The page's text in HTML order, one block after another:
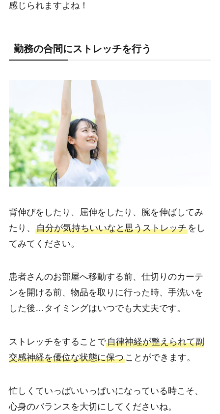
感じられますよね！
勤務の合間にストレッチを行う
背伸びをしたり、屈伸をしたり、腕を伸ばしてみ
たり、 自分が気持ちいいなと思うストレッチをし
てみてください。
患者さんのお部屋へ移動する前、仕切りのカーテ
ンを開ける前、物品を取りに行った時、手洗いを
した後…タイミングはいつでも大丈夫です。
ストレッチをすることで自律神経が整えられて副
交感神経を優位な状態に保つことができます。
忙しくていっぱいいっぱいになっている時こそ、
心身のバランスを大切にしてくださいね。